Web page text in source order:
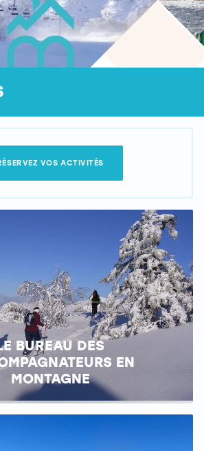
VOS ACTIVITÉS
BUREAU DES
EN
MONTAGNE